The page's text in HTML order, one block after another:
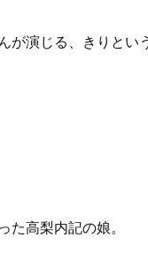
が演じる、きりとい
た高梨内記の娘。